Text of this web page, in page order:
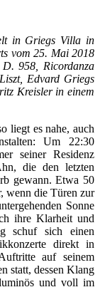
in Griegs Villa in
vom 25. Mai 2018
958, Ricordanza
Edvard Griegs
Kreisler in einem
liegt es nahe, auch
Um 22:30
seiner Residenz
die den letzten
gewann. Etwa 50
wenn die Türen zur
Sonne
ihre Klarheit und
schuf sich einen
direkt in
auf seinem
statt, dessen Klang
und voll im